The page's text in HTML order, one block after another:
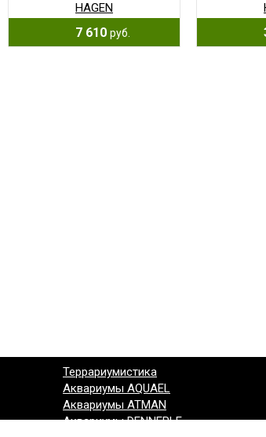
HAGEN
7 610 руб.
Террариумистика
Аквариумы AQUAEL
Аквариумы ATMAN
Аквариумы DENNERLE